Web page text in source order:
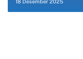
18 Desember 2025